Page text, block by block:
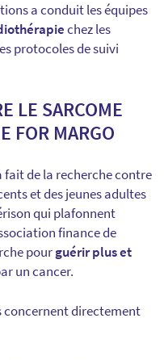
a conduit les équipes
chez les
protocoles de suivi
LE SARCOME
FOR MARGO
fait de la recherche contre
et des jeunes adultes
qui plafonnent
finance de
pourguérir plus et
un cancer.
concernent directement